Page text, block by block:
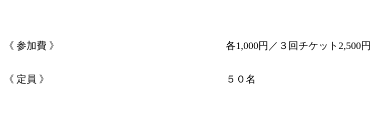
《 参加費 》 各1,000円／３回チケット2,500円
《 定員 》 ５０名